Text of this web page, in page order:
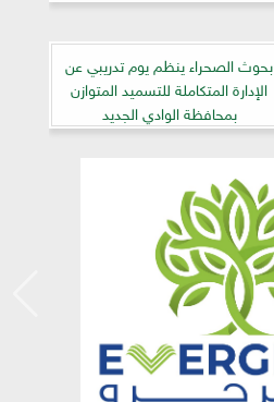
بحوث الصحراء ينظم يوم تدريبي عن
الإدارة المتكاملة للتسميد المتوازن
بمحافظة الوادي الجديد